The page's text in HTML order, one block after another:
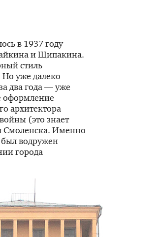
в 1937 году
и Щипакина.
стиль
уже далеко
два года — уже
оформление
архитектора
(это знает
Смоленска. Именно
водружен
города